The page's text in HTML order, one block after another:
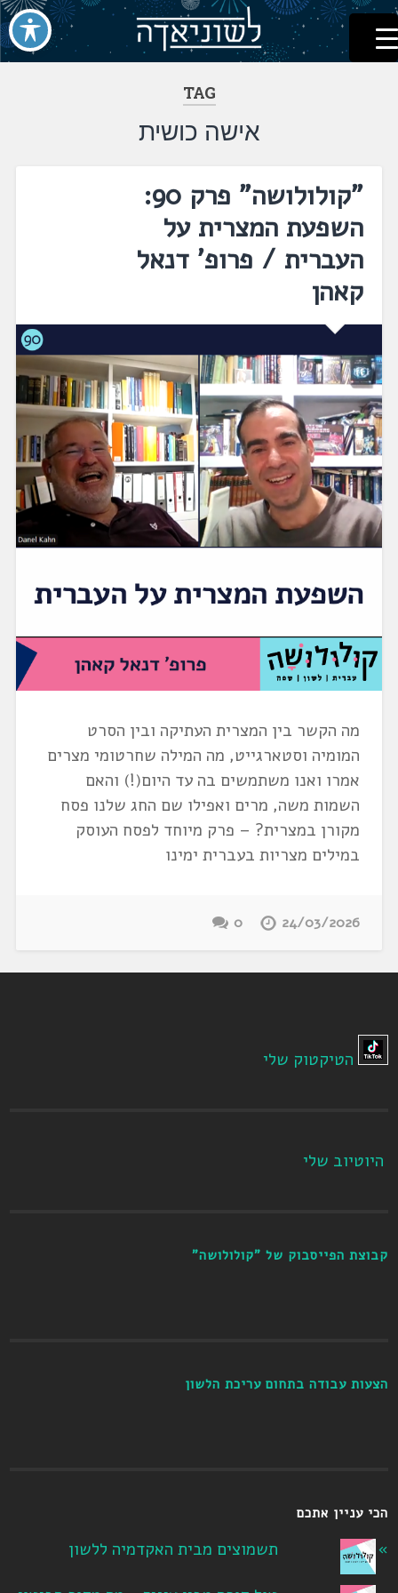
דלג
לתוכן
לשוניאדה
עברית. לשון. שפה
TAG
אישה כושית
"קולולושה" פרק 90:
השפעת המצרית על
העברית / פרופ' דנאל
קאהן
מה הקשר בין המצרית העתיקה ובין הסרט
המומיה וסטארגייט, מה המילה שחרטומי מצרים
אמרו ואנו משתמשים בה עד היום(!) והאם
השמות משה, מרים ואפילו שם החג שלנו פסח
מקורן במצרית? – פרק מיוחד לפסח העוסק
במילים מצריות בעברית ימינו
24/03/2026
0
הטיקטוק שלי
היוטיוב שלי
קבוצת הפייסבוק של "קולולושה"
הצעות עבודה בתחום עריכת הלשון
הכי עניין אתכם
תשמוצים מבית האקדמיה ללשון